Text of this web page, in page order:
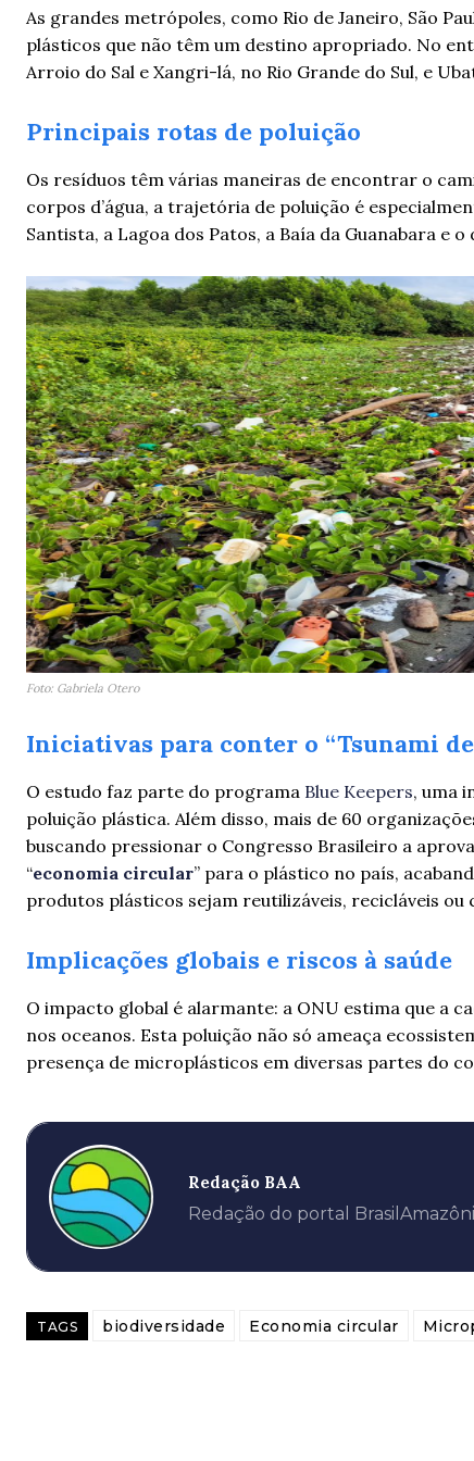
As grandes metrópoles, como Rio de Janeiro, São
plásticos que não têm um destino apropriado. No
Arroio do Sal e Xangri-lá, no Rio Grande do Sul, e
Principais rotas de poluição
Os resíduos têm várias maneiras de encontrar o
corpos d’água, a trajetória de poluição é
Santista, a Lagoa dos Patos, a Baía da Guanabara e
Foto: Gabriela Otero
Iniciativas para conter o “Tsunami
O estudo faz parte do programa Blue Keepers, uma
poluição plástica. Além disso, mais de 60
buscando pressionar o Congresso Brasileiro a
“economia circular” para o plástico no país,
produtos plásticos sejam reutilizáveis, recicláveis ou
Implicações globais e riscos à saúde
O impacto global é alarmante: a ONU estima que a
nos oceanos. Esta poluição não só ameaça
presença de microplásticos em diversas partes do
Redação BAA
Redação do portal
TAGS biodiversidade Economia circular